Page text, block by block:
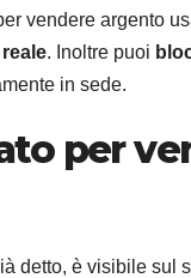
vendere argento
. Inoltre puoi
in sede.
per
detto, è visibile sul